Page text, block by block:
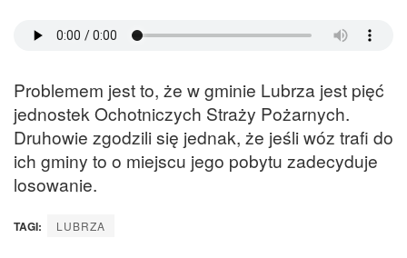
Problemem jest to, że w gminie Lubrza jest pięć
jednostek Ochotniczych Straży Pożarnych.
Druhowie zgodzili się jednak, że jeśli wóz trafi do
ich gminy to o miejscu jego pobytu zadecyduje
losowanie.
TAGI: LUBRZA